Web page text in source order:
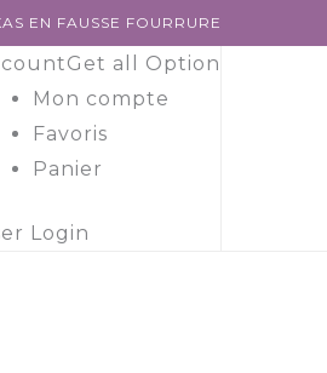
EN FAUSSE FOURRURE
Get all Option
Mon compte
Favoris
Panier
Login